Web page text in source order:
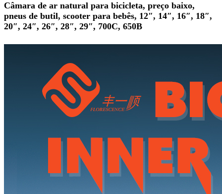
Câmara de ar natural para bicicleta, preço baixo,
pneus de butil, scooter para bebês, 12″, 14″, 16″, 18″,
20″, 24″, 26″, 28″, 29″, 700C, 650B